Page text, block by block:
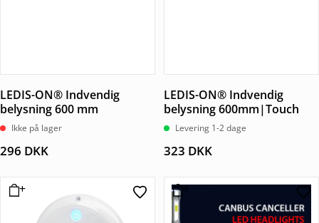
LEDIS-ON® Indvendig
belysning 600 mm
Ikke på lager
296 DKK
LEDIS-ON® Indvendig
belysning 600mm|Touch
Levering 1-2 dage
323 DKK